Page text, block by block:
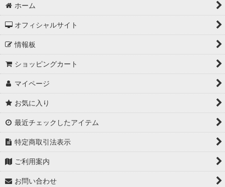
ホーム
オフィシャルサイト
情報板
ショッピングカート
マイページ
お気に入り
最近チェックしたアイテム
特定商取引法表示
ご利用案内
お問い合わせ